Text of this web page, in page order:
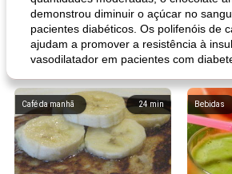
demonstrou diminuir o açúcar no
pacientes diabéticos. Os polifenóis de
ajudam a promover a resistência à
vasodilatador em pacientes com
24 min
Café da manhã Bebidas